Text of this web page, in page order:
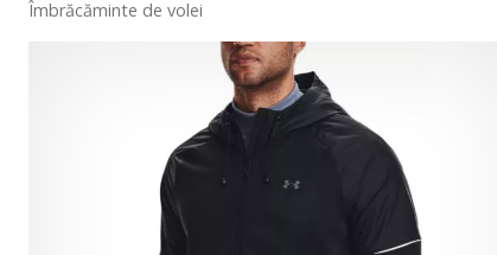
Îmbrăcăminte de volei